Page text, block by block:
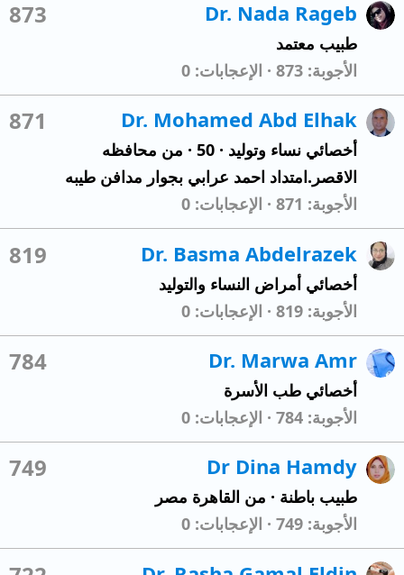
873 Dr. Nada Rageb
طبيب معتمد
الأجوبة 873 الإعجابات 0
871 Dr. Mohamed Abd Elhak
أخصائي نساء وتوليد ·
· من محافظه
الاقصر.امتداد احمد عرابي بجوار مدافن طيبه
الأجوبة 871 الإعجابات 0
819 Dr. Basma Abdelrazek
أخصائي أمراض النساء والتوليد
الأجوبة 819 الإعجابات 0
784 Dr. Marwa Amr
أخصائي طب الأسرة
الأجوبة 784 الإعجابات 0
749 Dr Dina Hamdy
طبيب باطنة · من القاهرة مصر
الأجوبة 749 الإعجابات 0